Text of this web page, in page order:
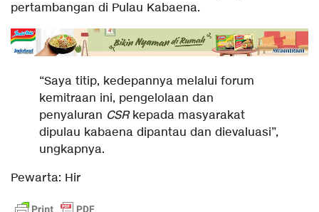
pertambangan di Pulau Kabaena.
“Saya titip, kedepannya melalui forum
kemitraan ini, pengelolaan dan
penyaluran CSRkepada masyarakat
dipulau kabaena dipantau dan dievaluasi”,
ungkapnya.
Pewarta: Hir